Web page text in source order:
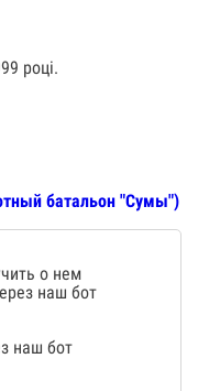
році.
батальон "Сумы")
о нем
наш бот
наш бот